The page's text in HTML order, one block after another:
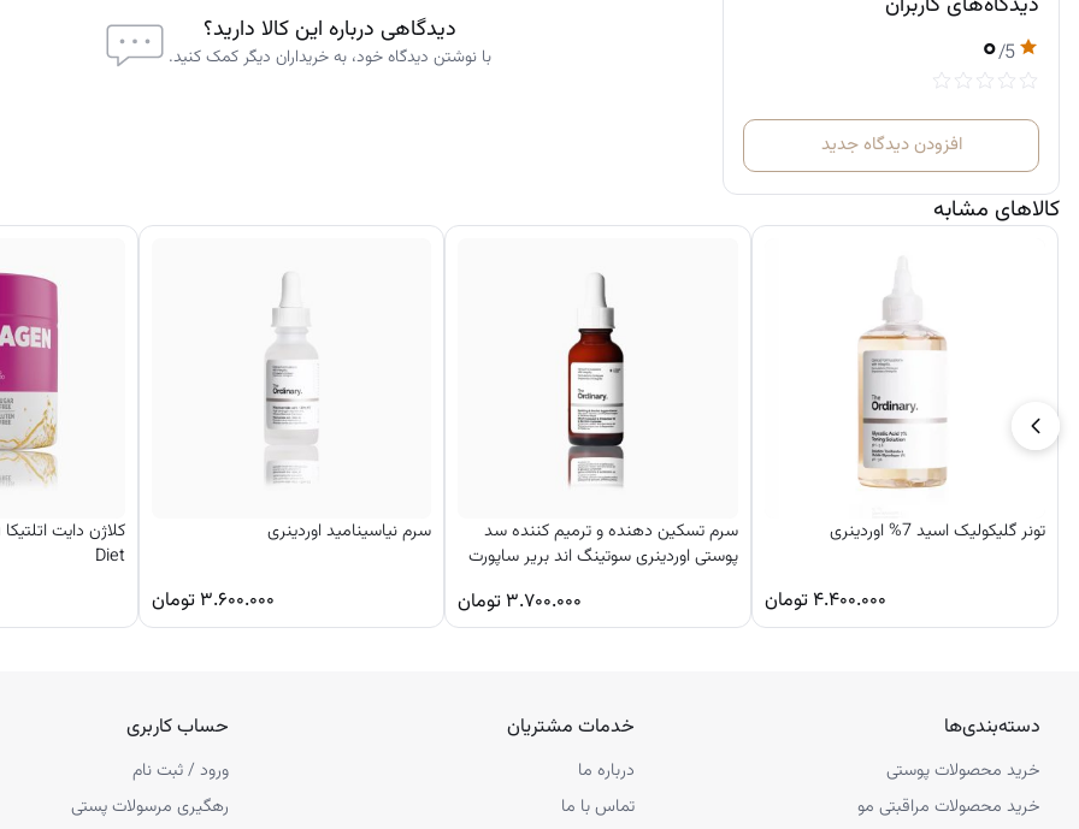
توجه: روی پوست تحریک‌شده، زخم یا تازه اصلاح‌شده استفاده نکنید. در صورت بروز حساسیت، مصرف را قطع کنید. ۰/5
افزودن دیدگاه جدید
دیدگاهی درباره این کالا دارید؟
با نوشتن دیدگاه خود، به خریداران دیگر کمک کنید.
کالاهای مشابه
تونر گلیکولیک اسید 7% اوردینری
۴.۴۰۰.۰۰۰ تومان
سرم تسکین دهنده و ترمیم کننده سد
پوستی اوردینری سوتینگ اند بریر ساپورت
۳.۷۰۰.۰۰۰ تومان
سرم نیاسینامید اوردینری
۳.۶۰۰.۰۰۰ تومان
Diet
دسته‌بندی‌ها
خرید محصولات پوستی
خرید محصولات مراقبتی مو
خدمات مشتریان
درباره ما
تماس با ما
حساب کاربری
ورود / ثبت نام
رهگیری مرسولات پستی